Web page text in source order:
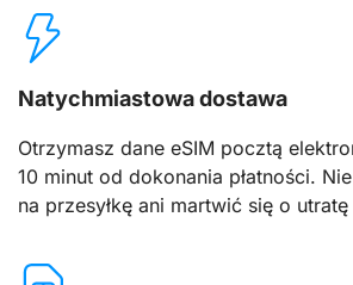
Natychmiastowa dostawa
Otrzymasz dane eSIM pocztą
10 minut od dokonania płatności.
na przesyłkę ani martwić się o